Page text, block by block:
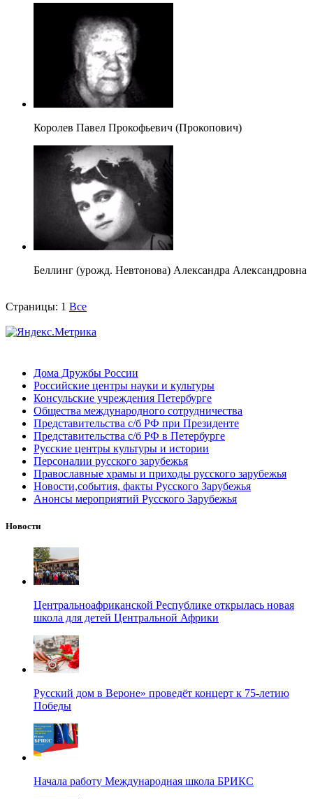
Королев Павел Прокофьевич (Прокопович)
Беллинг (урожд. Невтонова) Александра Александровна
Страницы: 1 Все
Дома Дружбы России
Российские центры науки и культуры
Консульские учреждения Петербурге
Общества международного сотрудничества
Представительства с/б РФ при Президенте
Представительства с/б РФ в Петербурге
Русские центры культуры и истории
Персоналии русского зарубежья
Православные храмы и приходы русского зарубежья
Новости,события, факты Русского Зарубежья
Анонсы мероприятий Русского Зарубежья
Новости
Центральноафриканской Республике открылась новая
школа для детей Центральной Африки
Русский дом в Вероне» проведёт концерт к 75-летию
Победы
Начала работу Международная школа БРИКС